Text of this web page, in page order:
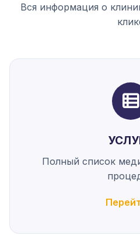
Вся информация о
Полный список